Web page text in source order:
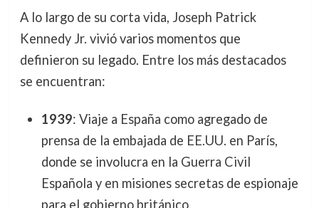
A lo largo de su corta vida, Joseph Patrick
Kennedy Jr. vivió varios momentos que
definieron su legado. Entre los más destacados
se encuentran:
1939: Viaje a España como agregado de
prensa de la embajada de EE.UU. en París,
donde se involucra en la Guerra Civil
Española y en misiones secretas de espionaje
para el gobierno británico.